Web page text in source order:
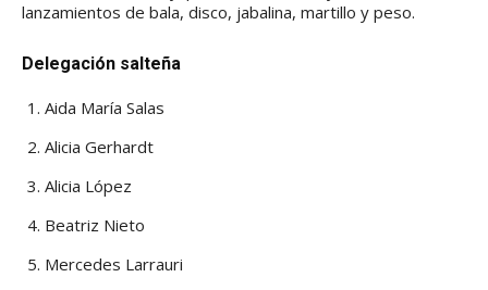
lanzamientos de bala, disco, jabalina, martillo y peso.
Delegación salteña
Aida María Salas
Alicia Gerhardt
Alicia López
Beatriz Nieto
Mercedes Larrauri